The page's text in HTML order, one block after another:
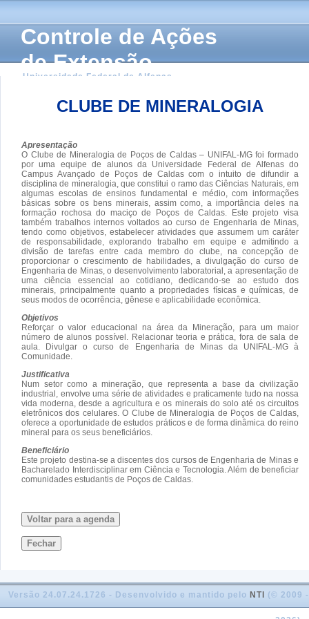
Controle de Ações
de Extensão
Universidade Federal de Alfenas
CLUBE DE MINERALOGIA
Apresentação
O Clube de Mineralogia de Poços de Caldas – UNIFAL-MG foi formado
por uma equipe de alunos da Universidade Federal de Alfenas do
Campus Avançado de Poços de Caldas com o intuito de difundir a
disciplina de mineralogia, que constitui o ramo das Ciências Naturais, em
algumas escolas de ensinos fundamental e médio, com informações
básicas sobre os bens minerais, assim como, a importância deles na
formação rochosa do maciço de Poços de Caldas. Este projeto visa
também trabalhos internos voltados ao curso de Engenharia de Minas,
tendo como objetivos, estabelecer atividades que assumem um caráter
de responsabilidade, explorando trabalho em equipe e admitindo a
divisão de tarefas entre cada membro do clube, na concepção de
proporcionar o crescimento de habilidades, a divulgação do curso de
Engenharia de Minas, o desenvolvimento laboratorial, a apresentação de
uma ciência essencial ao cotidiano, dedicando-se ao estudo dos
minerais, principalmente quanto a propriedades físicas e químicas, de
seus modos de ocorrência, gênese e aplicabilidade econômica.
Objetivos
Reforçar o valor educacional na área da Mineração, para um maior
número de alunos possível. Relacionar teoria e prática, fora de sala de
aula. Divulgar o curso de Engenharia de Minas da UNIFAL-MG à
Comunidade.
Justificativa
Num setor como a mineração, que representa a base da civilização
industrial, envolve uma série de atividades e praticamente tudo na nossa
vida moderna, desde a agricultura e os minerais do solo até os circuitos
eletrônicos dos celulares. O Clube de Mineralogia de Poços de Caldas,
oferece a oportunidade de estudos práticos e de forma dinâmica do reino
mineral para os seus beneficiários.
Beneficiário
Este projeto destina-se a discentes dos cursos de Engenharia de Minas e
Bacharelado Interdisciplinar em Ciência e Tecnologia. Além de beneficiar
comunidades estudantis de Poços de Caldas.
Voltar para a agenda
Fechar
Versão 24.07.24.1726 - Desenvolvido e mantido pelo NTI (© 2009 -